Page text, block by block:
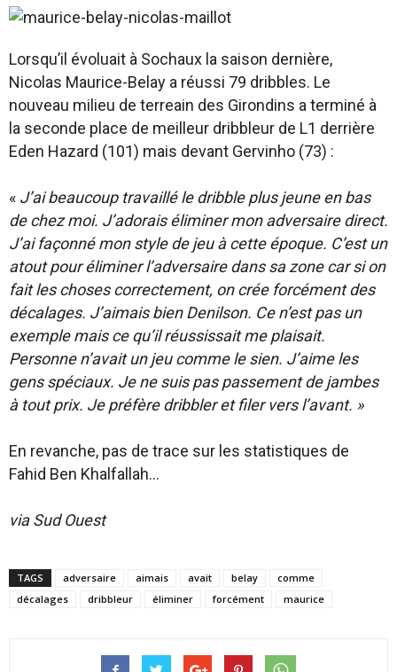
Lorsqu’il évoluait à Sochaux la saison dernière,
Nicolas Maurice-Belay a réussi 79 dribbles. Le
nouveau milieu de terreain des Girondins a terminé à
la seconde place de meilleur dribbleur de L1 derrière
Eden Hazard (101) mais devant Gervinho (73) :
« J’ai beaucoup travaillé le dribble plus jeune en bas
de chez moi. J’adorais éliminer mon adversaire direct.
J’ai façonné mon style de jeu à cette époque. C’est un
atout pour éliminer l’adversaire dans sa zone car si on
fait les choses correctement, on crée forcément des
décalages. J’aimais bien Denilson. Ce n’est pas un
exemple mais ce qu’il réussissait me plaisait.
Personne n’avait un jeu comme le sien. J’aime les
gens spéciaux. Je ne suis pas passement de jambes
à tout prix. Je préfère dribbler et filer vers l’avant. »
En revanche, pas de trace sur les statistiques de
Fahid Ben Khalfallah…
via Sud Ouest
TAGS adversaire aimais avait belay
comme
décalages
dribbleur éliminer forcément maurice